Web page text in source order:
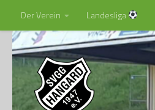
Zum Inhalt springen
Der Verein Landesliga